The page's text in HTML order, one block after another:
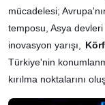
mücadelesi;
temposu, Asya devleri
inovasyon yarışı,
Türkiye'nin
kırılma noktalarını